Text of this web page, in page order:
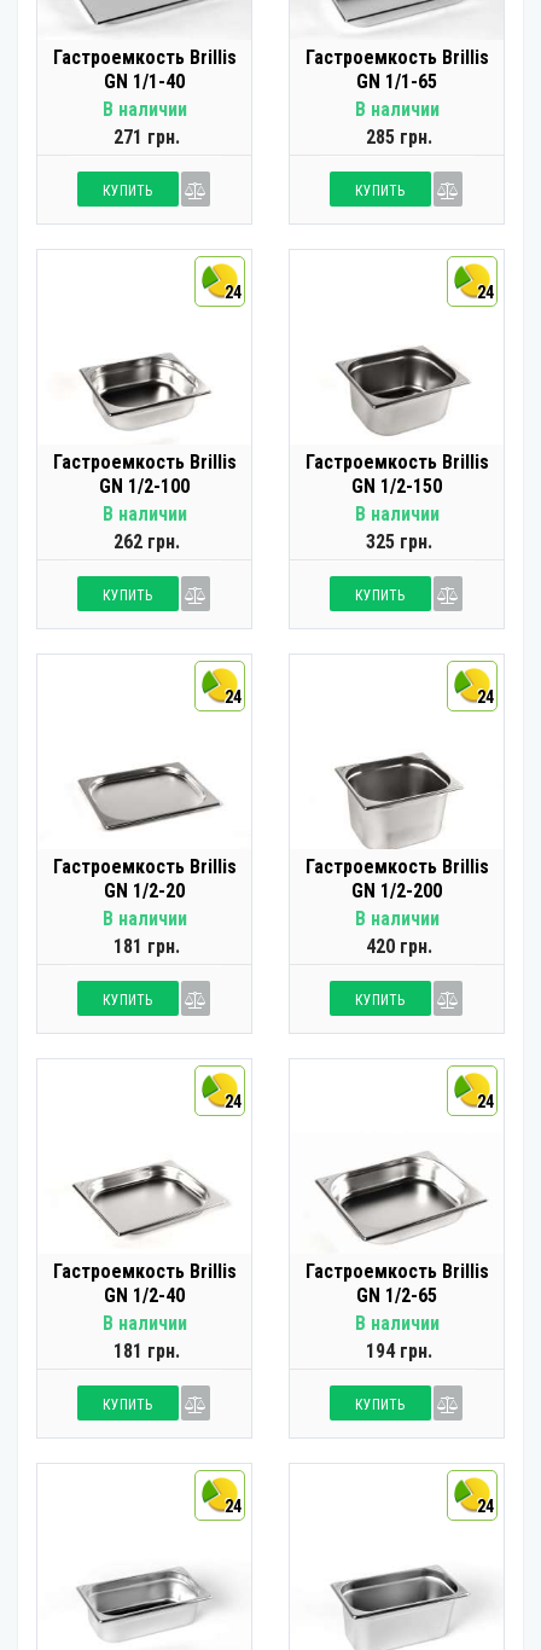
Гастроемкость Brillis
GN 1/1-40
В наличии
271 грн.
КУПИТЬ
Гастроемкость Brillis
GN 1/1-65
В наличии
285 грн.
КУПИТЬ
24
Гастроемкость Brillis
GN 1/2-100
В наличии
262 грн.
КУПИТЬ
24
Гастроемкость Brillis
GN 1/2-150
В наличии
325 грн.
КУПИТЬ
24
Гастроемкость Brillis
GN 1/2-20
В наличии
181 грн.
КУПИТЬ
24
Гастроемкость Brillis
GN 1/2-200
В наличии
420 грн.
КУПИТЬ
24
Гастроемкость Brillis
GN 1/2-40
В наличии
181 грн.
КУПИТЬ
24
Гастроемкость Brillis
GN 1/2-65
В наличии
194 грн.
КУПИТЬ
24 24